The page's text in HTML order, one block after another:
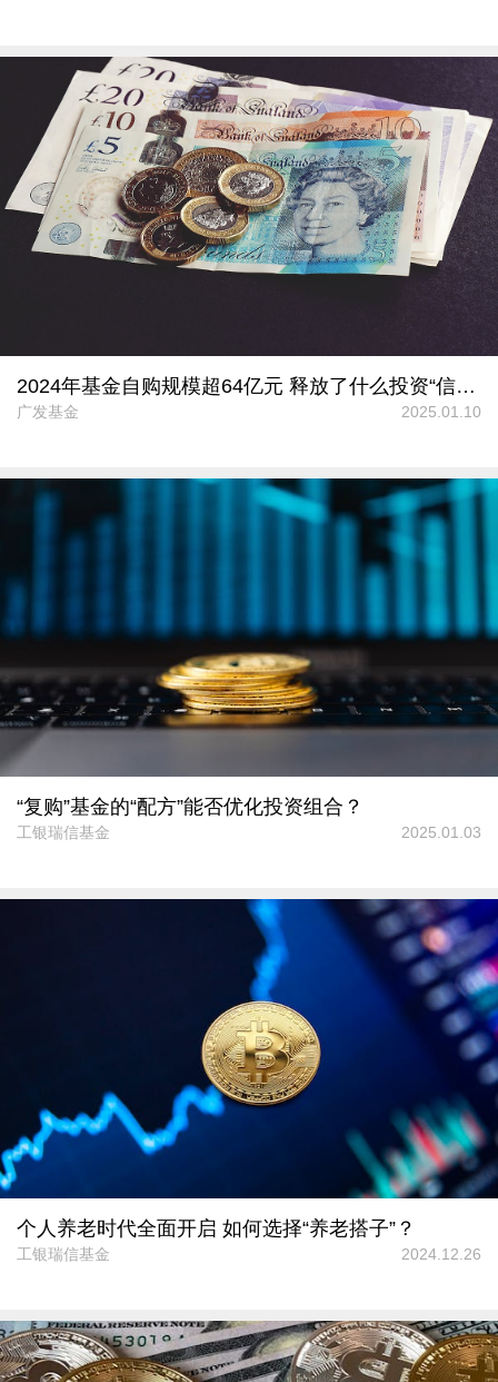
2024年基金自购规模超64亿元 释放了什么投资“信号”？
广发基金 2025.01.10
“复购”基金的“配方”能否优化投资组合？
工银瑞信基金 2025.01.03
个人养老时代全面开启 如何选择“养老搭子”？
工银瑞信基金 2024.12.26